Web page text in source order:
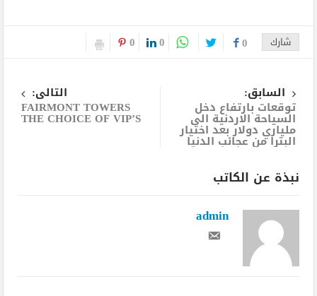
شارك 0
0
0
السابق:
توقعات بارتفاع دخل
السياحة الاردنية الى
ملياري دولار بعد اختيار
البترا من عجائب الدنيا
التالى:
FAIRMONT TOWERS
THE CHOICE OF VIP’S
نبذة عن الكاتب
admin